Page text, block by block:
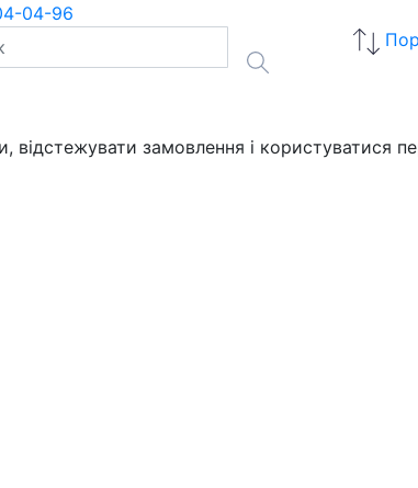
04-96
відстежувати замовлення і користуватися